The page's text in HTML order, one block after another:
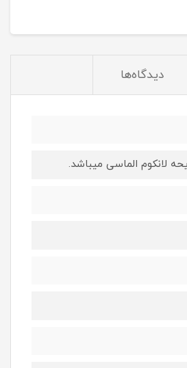
دیدگاه‌ها
لانكوم الماسى ميباشد.